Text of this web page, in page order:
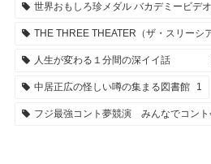
世界おもしろ珍メダル バカデミービデ
THE THREE THEATER（ザ・スリーシ
人生が変わる１分間の深イイ話
中居正広の怪しい噂の集まる図書館 1
フジ最強コント夢競演 みんなでコント